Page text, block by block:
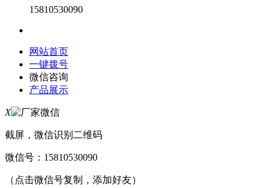
15810530090
网站首页
一键拨号
微信咨询
产品展示
X
截屏，微信识别二维码
微信号： 15810530090
（点击微信号复制，添加好友）